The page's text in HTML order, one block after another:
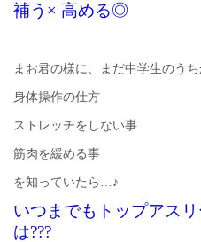
補う× 高める◎
まお君の様に、まだ中学生のうち
身体操作の仕方
ストレッチをしない事
筋肉を緩める事
を知っていたら…♪
いつまでもトップアス
は???